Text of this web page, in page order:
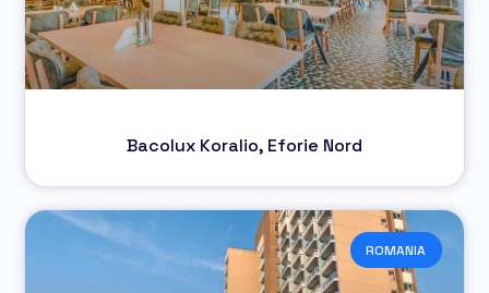
Bacolux Koralio, Eforie Nord
ROMANIA